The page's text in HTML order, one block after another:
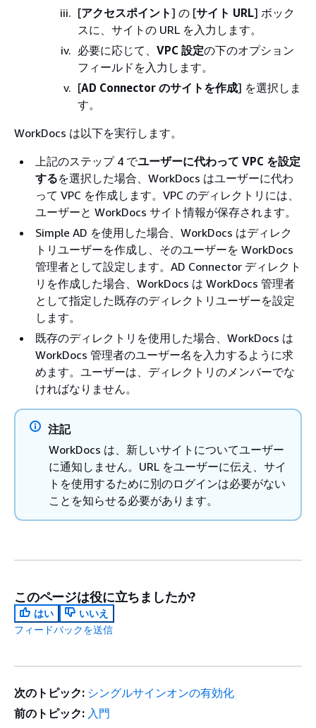
[アクセスポイント] の [サイト URL] ボック
スに、サイトの URL を入力します。
必要に応じて、 VPC 設定の下のオプション
フィールドを入力します。
[AD Connector のサイトを作成] を選択しま
す。
WorkDocs は以下を実行します。
上記のステップ 4 でユーザーに代わって VPC を設定
するを選択した場合、WorkDocs はユーザーに代わ
って VPC を作成します。VPC のディレクトリには、
ユーザーと WorkDocs サイト情報が保存されます。
Simple AD を使用した場合、WorkDocs はディレク
トリユーザーを作成し、そのユーザーを WorkDocs
管理者として設定します。AD Connector ディレクト
リを作成した場合、WorkDocs は WorkDocs 管理者
として指定した既存のディレクトリユーザーを設定
します。
既存のディレクトリを使用した場合、WorkDocs は
WorkDocs 管理者のユーザー名を入力するように求
めます。ユーザーは、ディレクトリのメンバーでな
ければなりません。
注記
WorkDocs は、新しいサイトについてユーザー
に通知しません。URL をユーザーに伝え、サイ
トを使用するために別のログインは必要がない
ことを知らせる必要があります。
このページは役に立ちましたか?
はい
いいえ
フィードバックを送信
次のトピック: シングルサインオンの有効化
前のトピック: 入門